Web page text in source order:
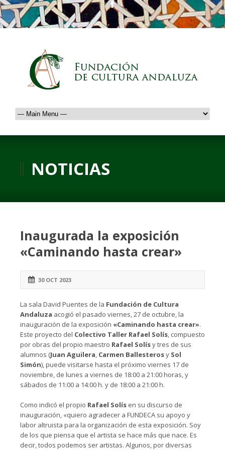
NOTICIAS
Inaugurada la exposición
«Caminando hasta crear»
30 OCT 2023
La sala David Puentes de la Fundación de Cultura
Andaluza acogió el pasado viernes, 27 de octubre, la
inauguración de la exposición «Caminando hasta crear».
Este proyecto del Colectivo Taller Rafael Solís, compuesto
por obras del propio maestro Rafael Solísy tres de sus
alumnos (Juan Aguilera, Carmen Ballesterosy Sol
Simón), puede visitarse hasta el próximo viernes 17 de
noviembre, de lunes a viernes de 18:00 a 21:00 horas, y
sábados de 11:00 a 14:00 h. y de 18:00 a 21:00 h.
Como indicó el propio Rafael Solís en su discurso de
inauguración, «quiero agradecer a FUNDECA su apoyo y
labor altruista para la organización de esta exposición. Soy
de los que piensa que el artista se hace más que nace. Es
decir, todos podemos ser artistas. Algunos, por diversas